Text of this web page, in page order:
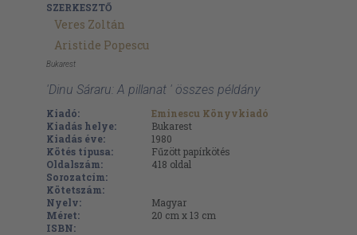
SZERKESZTŐ
Veres Zoltán
Aristide Popescu
Bukarest
'Dinu Sáraru: A pillanat ' összes példány
Kiadó:
Eminescu Könyvkiadó
Kiadás helye:
Bukarest
Kiadás éve:
1980
Kötés típusa:
Fűzött papírkötés
Oldalszám:
418 oldal
Sorozatcím:
Kötetszám:
Nyelv:
Magyar
Méret:
20 cm x 13 cm
ISBN: